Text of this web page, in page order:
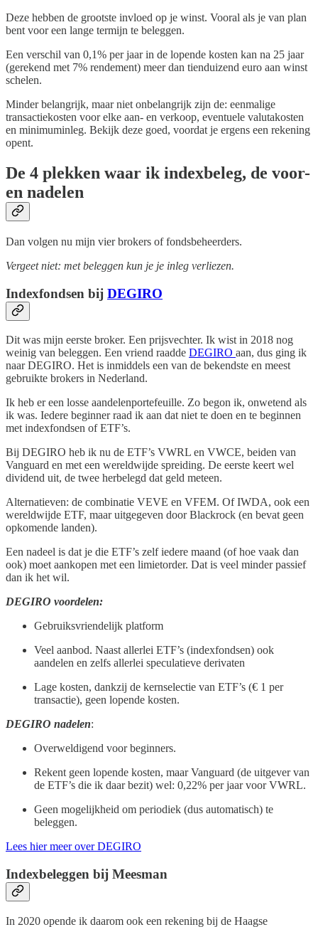
Deze hebben de grootste invloed op je winst. Vooral als je van plan
bent voor een lange termijn te beleggen.
Een verschil van 0,1% per jaar in de lopende kosten kan na 25 jaar
(gerekend met 7% rendement) meer dan tienduizend euro aan winst
schelen.
Minder belangrijk, maar niet onbelangrijk zijn de: eenmalige
transactiekosten voor elke aan- en verkoop, eventuele valutakosten
en minimuminleg. Bekijk deze goed, voordat je ergens een rekening
opent.
De 4 plekken waar ik indexbeleg, de voor-
en nadelen
Dan volgen nu mijn vier brokers of fondsbeheerders.
Vergeet niet: met beleggen kun je je inleg verliezen.
Indexfondsen bij DEGIRO
Dit was mijn eerste broker. Een prijsvechter. Ik wist in 2018 nog
weinig van beleggen. Een vriend raadde DEGIRO aan, dus ging ik
naar DEGIRO. Het is inmiddels een van de bekendste en meest
gebruikte brokers in Nederland.
Ik heb er een losse aandelenportefeuille. Zo begon ik, onwetend als
ik was. Iedere beginner raad ik aan dat niet te doen en te beginnen
met indexfondsen of ETF’s.
Bij DEGIRO heb ik nu de ETF’s VWRL en VWCE, beiden van
Vanguard en met een wereldwijde spreiding. De eerste keert wel
dividend uit, de twee herbelegd dat geld meteen.
Alternatieven: de combinatie VEVE en VFEM. Of IWDA, ook een
wereldwijde ETF, maar uitgegeven door Blackrock (en bevat geen
opkomende landen).
Een nadeel is dat je die ETF’s zelf iedere maand (of hoe vaak dan
ook) moet aankopen met een limietorder. Dat is veel minder passief
dan ik het wil.
DEGIRO voordelen:
Gebruiksvriendelijk platform
Veel aanbod. Naast allerlei ETF’s (indexfondsen) ook
aandelen en zelfs allerlei speculatieve derivaten
Lage kosten, dankzij de kernselectie van ETF’s (€ 1 per
transactie), geen lopende kosten.
DEGIRO nadelen:
Overweldigend voor beginners.
Rekent geen lopende kosten, maar Vanguard (de uitgever van
de ETF’s die ik daar bezit) wel: 0,22% per jaar voor VWRL.
Geen mogelijkheid om periodiek (dus automatisch) te
beleggen.
Lees hier meer over DEGIRO
Indexbeleggen bij Meesman
In 2020 opende ik daarom ook een rekening bij de Haagse